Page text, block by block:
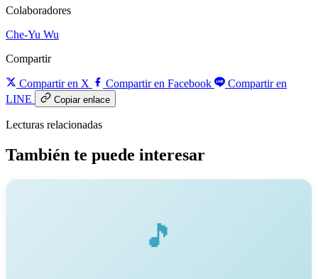
Colaboradores
Che-Yu Wu
Compartir
Compartir en X Compartir en Facebook
Compartir en
LINE
Copiar enlace
Lecturas relacionadas
También te puede interesar
🎵